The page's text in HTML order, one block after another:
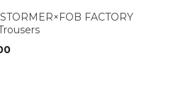
FACTORY